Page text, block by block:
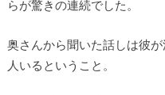
らが驚きの連続でした。
奥さんから聞いた話しは彼
人いるということ。